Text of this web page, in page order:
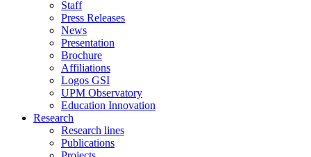
Staff
Press Releases
News
Presentation
Brochure
Affiliations
Logos GSI
UPM Observatory
Education Innovation
Research
Research lines
Publications